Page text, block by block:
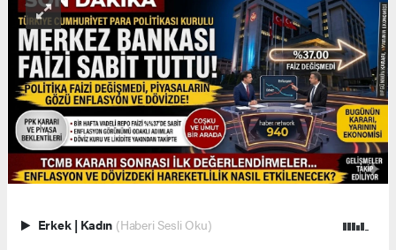
Erkek | Kadın (Haberi Sesli Oku)